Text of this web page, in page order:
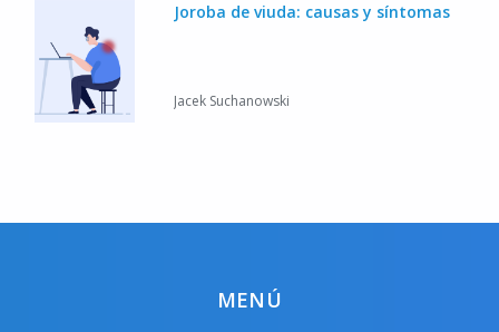
Joroba de viuda: causas y síntomas
Jacek Suchanowski
MENÚ